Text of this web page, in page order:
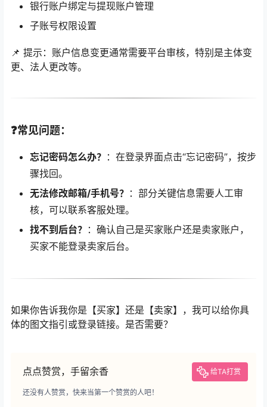
银行账户绑定与提现账户管理
子账号权限设置
📌 提示：账户信息变更通常需要平台审核，特别是主体变
更、法人更改等。
❓常见问题：
忘记密码怎么办？ ：在登录界面点击“忘记密码”，按步
骤找回。
无法修改邮箱/手机号？ ：部分关键信息需要人工审
核，可以联系客服处理。
找不到后台？ ：确认自己是买家账户还是卖家账户，
买家不能登录卖家后台。
如果你告诉我你是【买家】还是【卖家】，我可以给你具
体的图文指引或登录链接。是否需要？
点点赞赏，手留余香 给TA打赏
还没有人赞赏，快来当第一个赞赏的人吧！